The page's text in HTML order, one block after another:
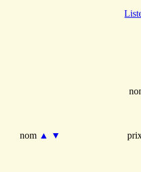
nom ▲ ▼